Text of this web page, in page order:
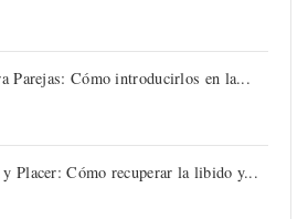
Parejas: Cómo introducirlos en la...
y Placer: Cómo recuperar la libido y...